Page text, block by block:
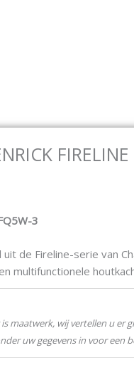
3
de Fireline-serie van
multifunctionele
is gemaakt van staal in
aan het
dan met andere details
maatwerk, wij vertellen u er
uw gegevens in voor een